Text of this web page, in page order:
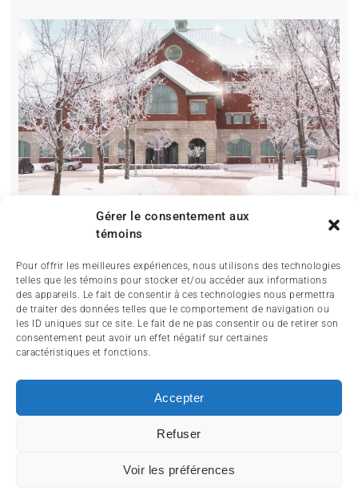
Gérer le consentement aux
témoins
Pour offrir les meilleures expériences, nous utilisons des technologies
telles que les témoins pour stocker et/ou accéder aux informations
des appareils. Le fait de consentir à ces technologies nous permettra
de traiter des données telles que le comportement de navigation ou
les ID uniques sur ce site. Le fait de ne pas consentir ou de retirer son
consentement peut avoir un effet négatif sur certaines
caractéristiques et fonctions.
Accepter
Refuser
Voir les préférences
SERVICES ET TOURISME
© 2014-2024 MagazineMoto.com - Tous droits réservés.